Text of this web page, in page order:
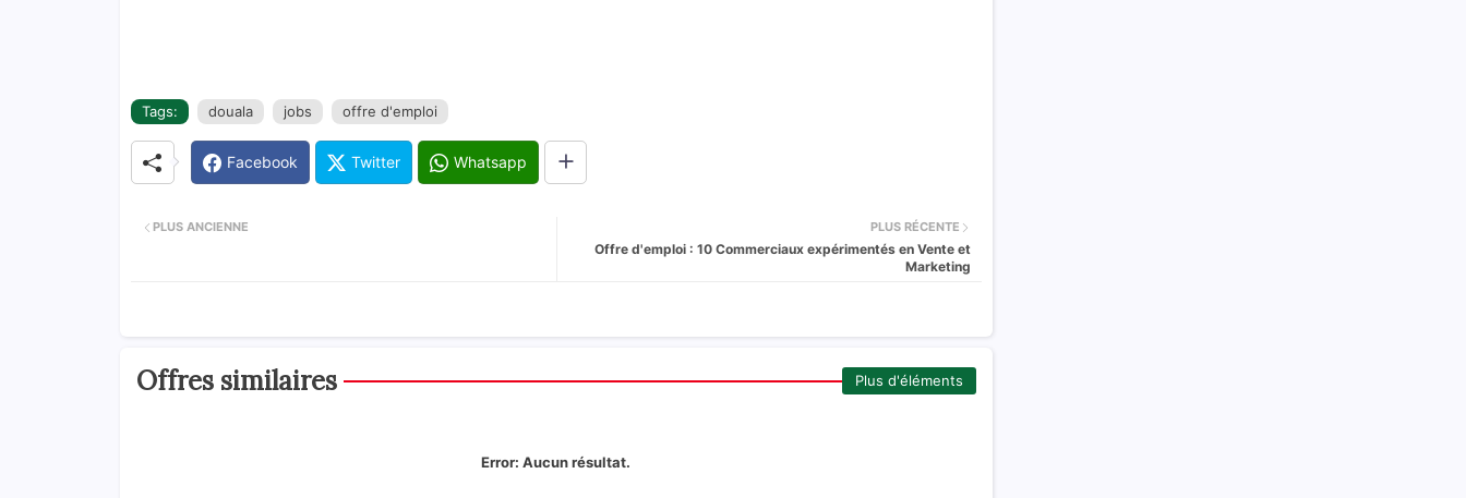
Tags: douala jobs offre d'emploi
Facebook Twitter Whatsapp
PLUS RÉCENTE
Offre d'emploi : 10 Commerciaux expérimentés en Vente et
Marketing
PLUS ANCIENNE
Offres similaires Plus d'éléments
Error: Aucun résultat.